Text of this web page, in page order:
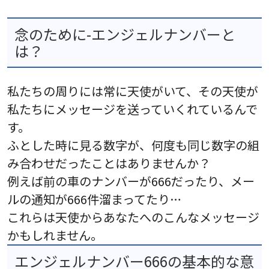
念のために-エンジェルナンバーと
は？
私たちの周りには常に天使がいて、その天使が
私たちにメッセージを送っていくれているんで
す。
ふとした時に見る数字が、何度も同じ数字の組
み合わせだったことはありませんか？
例えば前の車のナンバーが666だったり、メー
ルの通知が666件溜まってたり…
これらは天使からあなたへのこんなメッセージ
かもしれません。
エンジェルナンバー666の基本的な意